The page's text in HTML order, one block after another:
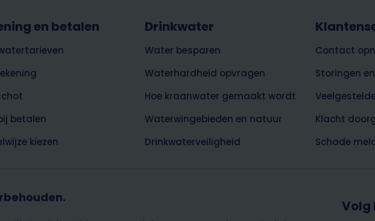
en betalen
betalen
kiezen
Drinkwater
Water besparen
Waterhardheid opvragen
Hoe kraanwater gemaakt wordt
Waterwingebieden en natuur
Drinkwaterveiligheid
Contact
Storingen
Klacht
Schade
Volg